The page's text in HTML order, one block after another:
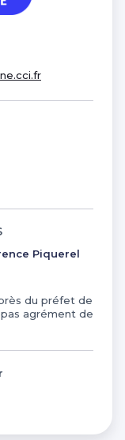
Ille et
Piquerel
du préfet de
agrément de